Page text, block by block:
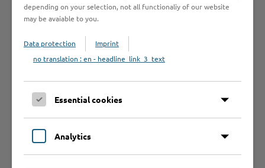
Rechtsbehelf
noch wissen?
depending on your selection, not all functionaliy of our website
may be avaiable to you.
Data protection
Imprint
no translation : en - headline_link_3_text
Essential cookies
Analytics